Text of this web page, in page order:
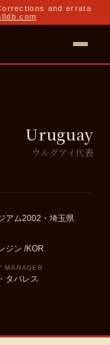
and errata
Uruguay
ウルグアイ代表
アム2002・埼玉県
ジン /KOR
MANAGER
タバレス